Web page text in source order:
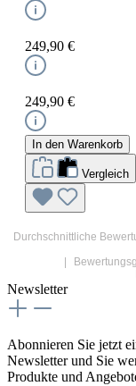
249,90 €
249,90 €
In den Warenkorb
Vergleich
Durchschnittliche
Newsletter
Abonnieren Sie jetzt
Newsletter und Sie
Produkte und